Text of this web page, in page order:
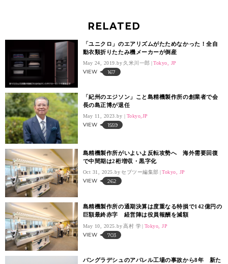
RELATED
「ユニクロ」のエアリズムがたためなかった！全自
動衣類折りたたみ機メーカーが倒産
May 24, 2019. 久米川一郎 Tokyo, JP
VIEW 167
「紀州のエジソン」こと島精機製作所の創業者で会
長の島正博が退任
May 11, 2023. Tokyo,JP
VIEW 1559
島精機製作所がいよいよ反転攻勢へ 海外需要回復
で中間期は2桁増収・黒字化
Oct 31, 2025. セブツー編集部 Tokyo, JP
VIEW 262
島精機製作所の通期決算は度重なる特損で142億円の
巨額最終赤字 経営陣は役員報酬を減額
May 10, 2025. 高村 学 Tokyo, JP
VIEW 703
バングラデシュのアパレル工場の事故から8年 新た